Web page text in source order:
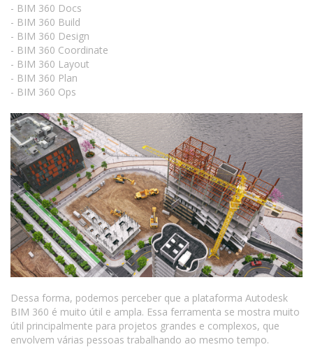
- BIM 360 Docs
- BIM 360 Build
- BIM 360 Design
- BIM 360 Coordinate
- BIM 360 Layout
- BIM 360 Plan
- BIM 360 Ops
Dessa forma, podemos perceber que a plataforma Autodesk
BIM 360 é muito útil e ampla. Essa ferramenta se mostra muito
útil principalmente para projetos grandes e complexos, que
envolvem várias pessoas trabalhando ao mesmo tempo.